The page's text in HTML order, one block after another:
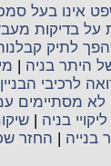
אינו בעל
על בדיקות
לתיק
היתר בניה |
לרכיבי הבניין
לא מסתיימים
ליקויי בניה |
בנייה | החזר